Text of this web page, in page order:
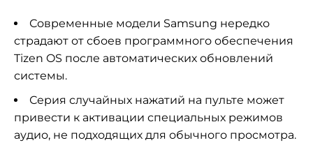
Современные модели Samsung нередко
страдают от сбоев программного обеспечения
Tizen OS после автоматических обновлений
системы.
Серия случайных нажатий на пульте может
привести к активации специальных режимов
аудио, не подходящих для обычного просмотра.